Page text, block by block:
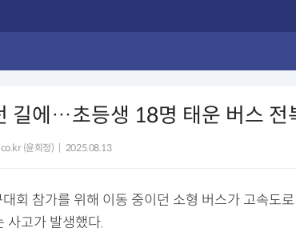
길에…초등생 18명 태운 버스 전
(윤희정) 2025.08.13
회 참가를 위해 이동 중이던 소형 버스가 고속도
사고가 발생했다.